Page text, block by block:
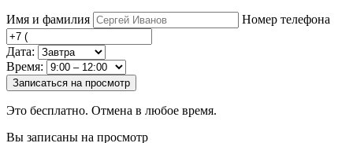
Имя и фамилия Номер телефона
Дата:
Время:
Записаться на просмотр
Это бесплатно. Отмена в любое время.
Вы записаны на просмотр